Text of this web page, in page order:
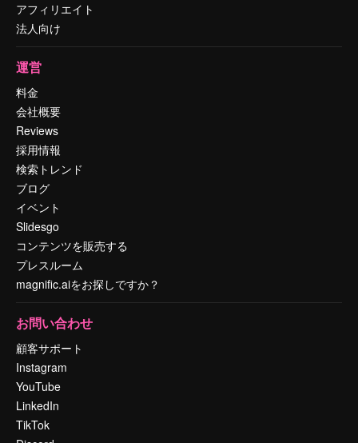
アフィリエイト
法人向け
運営
料金
会社概要
Reviews
採用情報
検索トレンド
ブログ
イベント
Slidesgo
コンテンツを販売する
プレスルーム
magnific.aiをお探しですか？
お問い合わせ
顧客サポート
Instagram
YouTube
LinkedIn
TikTok